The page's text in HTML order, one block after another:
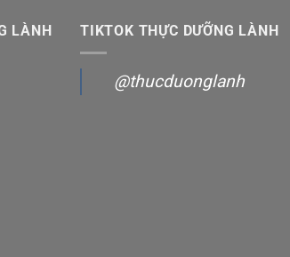
LÀNH TIKTOK THỰC DƯỠNG LÀNH
@thucduonglanh